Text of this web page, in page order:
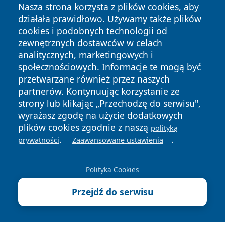
Nasza strona korzysta z plików cookies, aby
działała prawidłowo. Używamy także plików
cookies i podobnych technologii od
zewnętrznych dostawców w celach
analitycznych, marketingowych i
społecznościowych. Informacje te mogą być
przetwarzane również przez naszych
partnerów. Kontynuując korzystanie ze
strony lub klikając „Przechodzę do serwisu",
wyrażasz zgodę na użycie dodatkowych
plików cookies zgodnie z naszą polityką
prywatności. Zaawansowane ustawienia .
Polityka Cookies
Przejdź do serwisu
Copyright © 2026 lubinski24.pl Wszystkie prawa zastrzeżone.
News Autorzy
Polityka
Prywatności
Polityka
Cookies